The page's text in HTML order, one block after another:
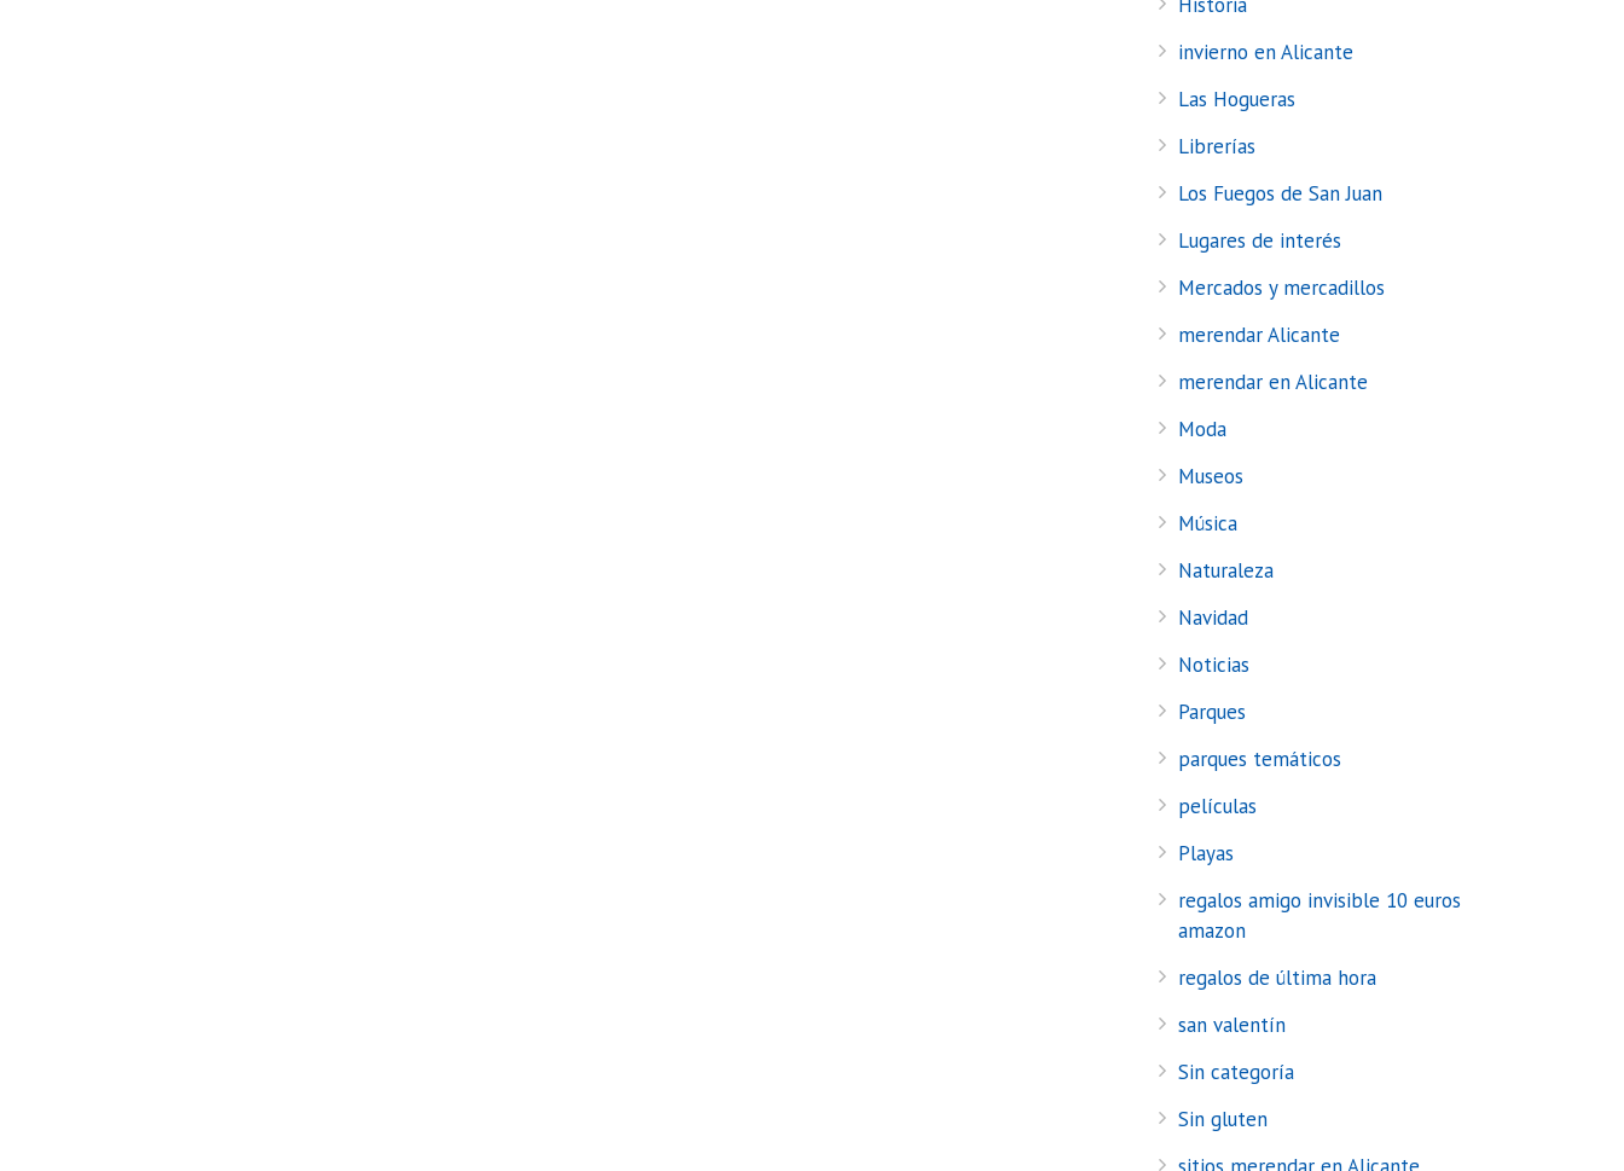
invierno en Alicante
Las Hogueras
Librerías
Los Fuegos de San Juan
Lugares de interés
Mercados y mercadillos
merendar Alicante
merendar en Alicante
Moda
Museos
Música
Naturaleza
Navidad
Noticias
Parques
parques temáticos
películas
Playas
regalos amigo invisible 10 euros
amazon
regalos de última hora
san valentín
Sin categoría
Sin gluten